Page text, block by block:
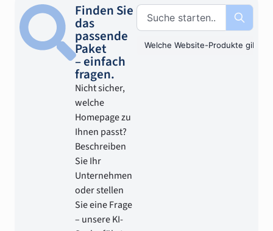
Finden Sie
das
passende
Paket
– einfach
fragen.
Nicht sicher,
welche
Homepage zu
Ihnen passt?
Beschreiben
Sie Ihr
Unternehmen
oder stellen
Sie eine Frage
– unsere KI-